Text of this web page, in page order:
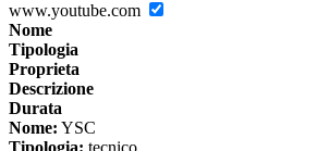
www.youtube.com
Nome
Tipologia
Proprieta
Descrizione
Durata
Nome: YSC
Tipologia: tecnico